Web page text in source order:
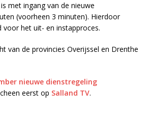
met ingang van de nieuwe
(voorheen 3 minuten). Hierdoor
het uit- en instapproces.
van de provincies Overijssel en Drenthe
nieuwe dienstregeling
eerst op Salland TV.